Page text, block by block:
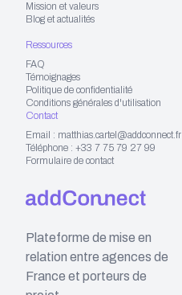
Mission et valeurs
Blog et actualités
Ressources
FAQ
Témoignages
Politique de confidentialité
Conditions générales d'utilisation
Contact
Email : matthias.cartel@addconnect.fr
Téléphone : +33 7 75 79 27 99
Formulaire de contact
Plateforme de mise en
relation entre agences de
France et porteurs de